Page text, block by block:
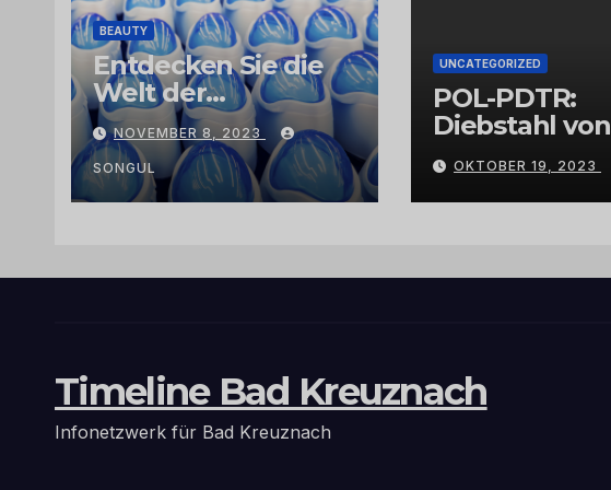
BEAUTY
Entdecken Sie die
Welt der
Exklusivität:
Arganöl,
Kaktusfeigenkernöl
und
vertrauenswürdige
NOVEMBER 8, 2023
SONGUL
UNCATEGORIZED
POL-PDTR:
Diebstahl von
Grabschmuck
OKTOBER 19, 2023
Timeline Bad Kreuznach
Infonetzwerk für Bad Kreuznach